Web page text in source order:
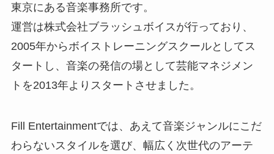
STAFF BLOG
CONTACT
東京にある音楽事務所です。
運営は株式会社ブラッシュボイスが行っており、
2005年からボイストレーニングスクールとしてス
タートし、音楽の発信の場として芸能マネジメン
トを2013年よりスタートさせました。
Fill Entertainmentでは、あえて音楽ジャンルにこだ
わらないスタイルを選び、幅広く次世代のアーテ